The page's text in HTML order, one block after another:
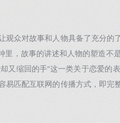
众对故事和人物具备了充分的
，故事的讲述和人物的塑造不
又缩回的手”这一类关于恋爱的
易匹配互联网的传播方式，即完